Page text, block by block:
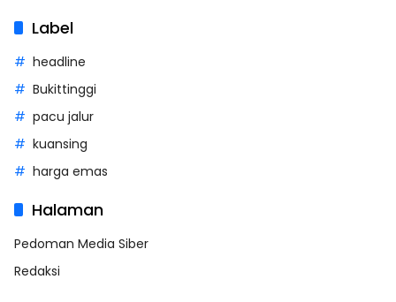
Label
headline
Bukittinggi
pacu jalur
kuansing
harga emas
Halaman
Pedoman Media Siber
Redaksi